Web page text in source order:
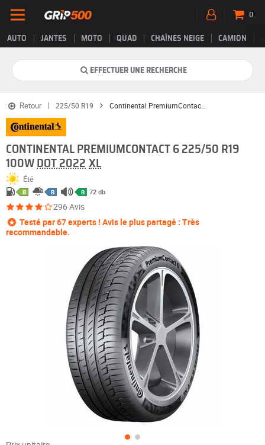
AUTO JANTES MOTO QUAD CHAÎNES NEIGE CAMION
0
EFFECTUER UNE RECHERCHE
Retour 225/50 R19 Continental PremiumContact 6
CONTINENTAL PREMIUMCONTACT 6 225/50 R19
100W DOT 2022 XL
Été
B B B 72 db
296 Avis
Testé par 67 experts ! Avis le plus partagé : Très
recommandable.